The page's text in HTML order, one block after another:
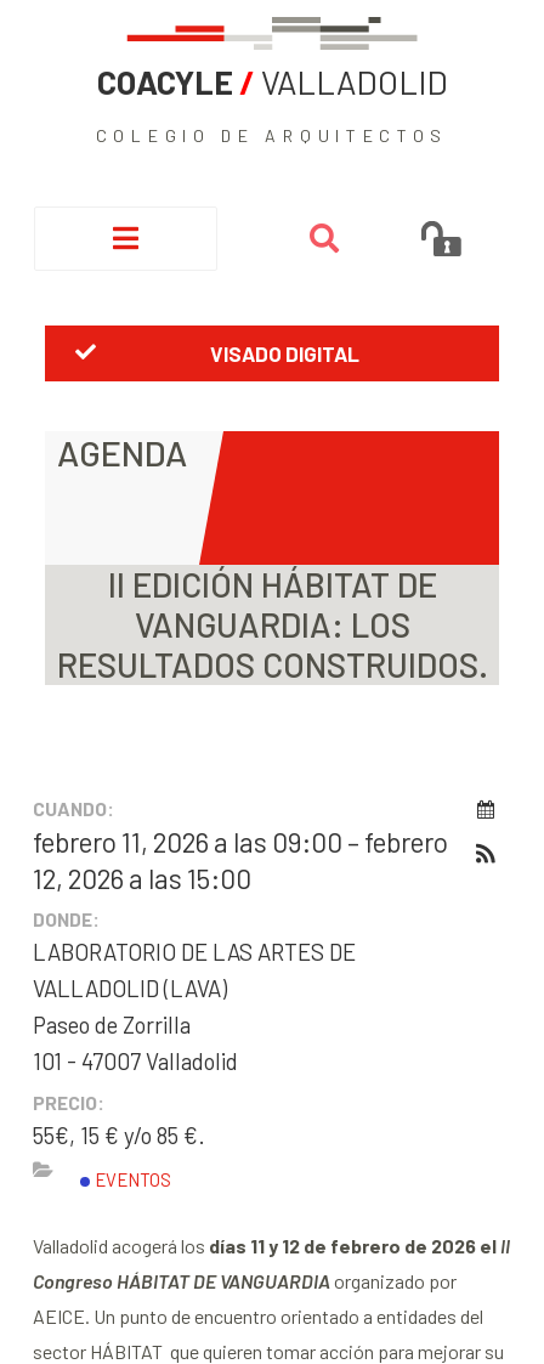
COACYLE / VALLADOLID
COLEGIO DE ARQUITECTOS
VISADO DIGITAL
AGENDA
II EDICIÓN HÁBITAT DE
VANGUARDIA: LOS
RESULTADOS CONSTRUIDOS.
CUANDO:
febrero 11, 2026 a las 09:00 – febrero
12, 2026 a las 15:00
DONDE:
LABORATORIO DE LAS ARTES DE
VALLADOLID (LAVA)
Paseo de Zorrilla
101 - 47007 Valladolid
PRECIO:
55€, 15 € y/o 85 €.
EVENTOS
Valladolid acogerá los días 11 y 12 de febrero de 2026 el II
Congreso HÁBITAT DE VANGUARDIA organizado por
AEICE. Un punto de encuentro orientado a entidades del
sector HÁBITAT que quieren tomar acción para mejorar su